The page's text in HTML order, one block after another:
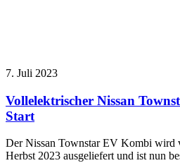
7. Juli 2023
Vollelektrischer Nissan
Start
Der Nissan Townstar EV Kombi wird
Herbst 2023 ausgeliefert und ist nun